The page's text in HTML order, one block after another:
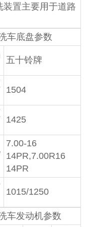
装置主要用于道路
车底盘参数
五十铃牌
1504
1425
7.00-16
14PR,7.00R16
14PR
1015/1250
车发动机参数